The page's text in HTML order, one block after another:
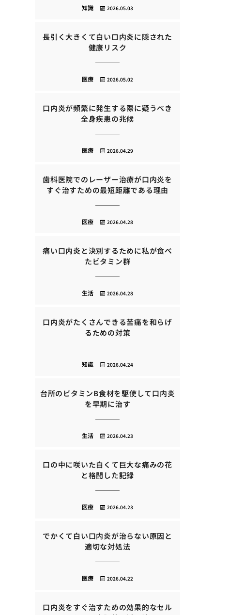
2026.05.03
知識
長引く大きくて白い口内炎に隠された
健康リスク
2026.05.02
医療
口内炎が頻繁に発生する際に疑うべき
全身疾患の兆候
2026.04.29
医療
歯科医院でのレーザー治療が口内炎を
すぐ治すための最短距離である理由
2026.04.28
医療
痛い口内炎と決別するために私が食べ
たビタミン群
2026.04.28
生活
口内炎がたくさんできる苦痛を和らげ
るための対策
2026.04.24
知識
台所のビタミンB食材を駆使して口内炎
を早期に治す
2026.04.23
生活
口の中に咲いた白くて巨大な痛みの花
と格闘した記録
2026.04.23
医療
でかくて白い口内炎が治らない原因と
適切な対処法
2026.04.22
医療
口内炎をすぐ治すための効果的なセル